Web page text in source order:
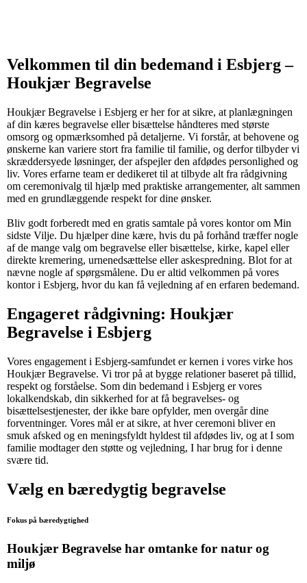
Velkommen til din bedemand i Esbjerg –
Houkjær Begravelse
Houkjær Begravelse i Esbjerg er her for at sikre, at planlægningen
af din kæres begravelse eller bisættelse håndteres med største
omsorg og opmærksomhed på detaljerne. Vi forstår, at behovene og
ønskerne kan variere stort fra familie til familie, og derfor tilbyder vi
skræddersyede løsninger, der afspejler den afdødes personlighed og
liv. Vores erfarne team er dedikeret til at tilbyde alt fra rådgivning
om ceremonivalg til hjælp med praktiske arrangementer, alt sammen
med en grundlæggende respekt for dine ønsker.
Bliv godt forberedt med en gratis samtale på vores kontor om Min
sidste Vilje. Du hjælper dine kære, hvis du på forhånd træffer nogle
af de mange valg om begravelse eller bisættelse, kirke, kapel eller
direkte kremering, urnenedsættelse eller askespredning. Blot for at
nævne nogle af spørgsmålene. Du er altid velkommen på vores
kontor i Esbjerg, hvor du kan få vejledning af en erfaren bedemand.
Engageret rådgivning: Houkjær
Begravelse i Esbjerg
Vores engagement i Esbjerg-samfundet er kernen i vores virke hos
Houkjær Begravelse. Vi tror på at bygge relationer baseret på tillid,
respekt og forståelse. Som din bedemand i Esbjerg er vores
lokalkendskab, din sikkerhed for at få begravelses- og
bisættelsestjenester, der ikke bare opfylder, men overgår dine
forventninger. Vores mål er at sikre, at hver ceremoni bliver en
smuk afsked og en meningsfyldt hyldest til afdødes liv, og at I som
familie modtager den støtte og vejledning, I har brug for i denne
svære tid.
Vælg en bæredygtig begravelse
Fokus på bæredygtighed
Houkjær Begravelse har omtanke for natur og
miljø